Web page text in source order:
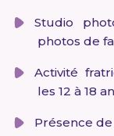
Studio
photos de
Activité
les 12 à 18
Présence